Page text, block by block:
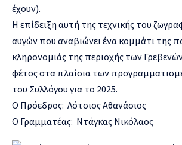
έχουν).
Η επίδειξη αυτή της τεχνικής του
αυγών που αναβιώνει ένα κομμάτι της
κληρονομιάς της περιοχής των Γρεβενών,
φέτος στα πλαίσια των
του Συλλόγου για το 2025.
Ο Πρόεδρος: Λότσιος Αθανάσιος
Ο Γραμματέας: Ντάγκας Νικόλαος